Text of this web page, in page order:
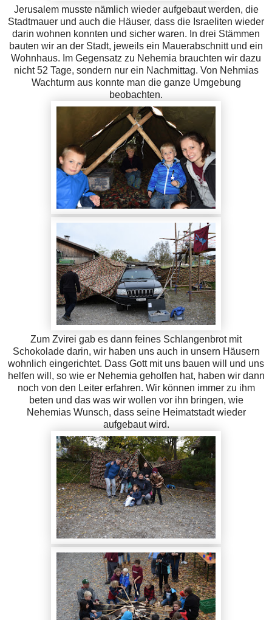
Jerusalem musste nämlich wieder aufgebaut werden, die
Stadtmauer und auch die Häuser, dass die Israeliten wieder
darin wohnen konnten und sicher waren. In drei Stämmen
bauten wir an der Stadt, jeweils ein Mauerabschnitt und ein
Wohnhaus. Im Gegensatz zu Nehemia brauchten wir dazu
nicht 52 Tage, sondern nur ein Nachmittag. Von Nehmias
Wachturm aus konnte man die ganze Umgebung
beobachten.
Zum Zvirei gab es dann feines Schlangenbrot mit
Schokolade darin, wir haben uns auch in unsern Häusern
wohnlich eingerichtet. Dass Gott mit uns bauen will und uns
helfen will, so wie er Nehemia geholfen hat, haben wir dann
noch von den Leiter erfahren. Wir können immer zu ihm
beten und das was wir wollen vor ihn bringen, wie
Nehemias Wunsch, dass seine Heimatstadt wieder
aufgebaut wird.